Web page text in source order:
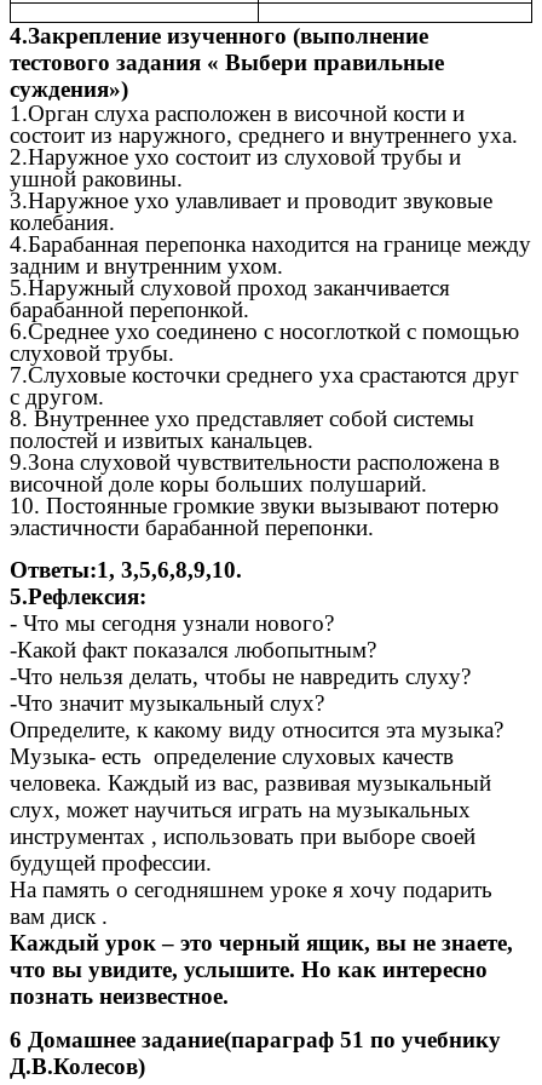
4.Закрепление изученного (выполнение
тестового задания « Выбери правильные
суждения»)
1.Орган слуха расположен в височной кости и
состоит из наружного, среднего и внутреннего уха.
2.Наружное ухо состоит из слуховой трубы и
ушной раковины.
3.Наружное ухо улавливает и проводит звуковые
колебания.
4.Барабанная перепонка находится на границе между
задним и внутренним ухом.
5.Наружный слуховой проход заканчивается
барабанной перепонкой.
6.Среднее ухо соединено с носоглоткой с помощью
слуховой трубы.
7.Слуховые косточки среднего уха срастаются друг
с другом.
8. Внутреннее ухо представляет собой системы
полостей и извитых канальцев.
9.Зона слуховой чувствительности расположена в
височной доле коры больших полушарий.
10. Постоянные громкие звуки вызывают потерю
эластичности барабанной перепонки.
Ответы:1, 3,5,6,8,9,10.
5.Рефлексия:
- Что мы сегодня узнали нового?
-Какой факт показался любопытным?
-Что нельзя делать, чтобы не навредить слуху?
-Что значит музыкальный слух?
Определите, к какому виду относится эта музыка?
Музыка- есть определение слуховых качеств
человека. Каждый из вас, развивая музыкальный
слух, может научиться играть на музыкальных
инструментах , использовать при выборе своей
будущей профессии.
На память о сегодняшнем уроке я хочу подарить
вам диск .
Каждый урок – это черный ящик, вы не знаете,
что вы увидите, услышите. Но как интересно
познать неизвестное.
6 Домашнее задание(параграф 51 по учебнику
Д.В.Колесов)